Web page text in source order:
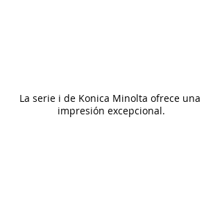
La serie i de Konica Minolta ofrece una
impresión excepcional.